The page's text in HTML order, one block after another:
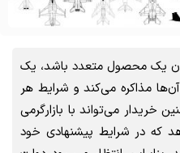
یک محصول متعدد باشد، یک
مذاکره می‌کند و شرایط هر
می‌تواند با بازارگرمی
که در شرایط پیشنهادی خود